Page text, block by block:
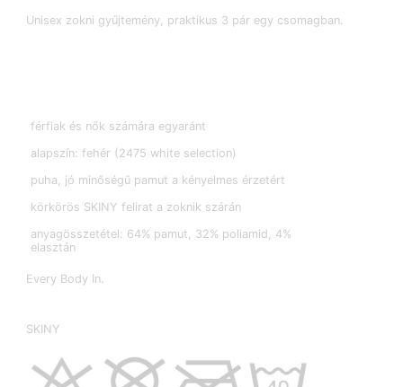
Unisex zokni gyűjtemény, praktikus 3 pár egy csomagban.
férfiak és nők számára egyaránt
alapszín: fehér (2475 white selection)
puha, jó minőségű pamut a kényelmes érzetért
körkörös SKINY felirat a zoknik szárán
anyagösszetétel: 64% pamut, 32% poliamid, 4%
elasztán
Every Body In.
SKINY